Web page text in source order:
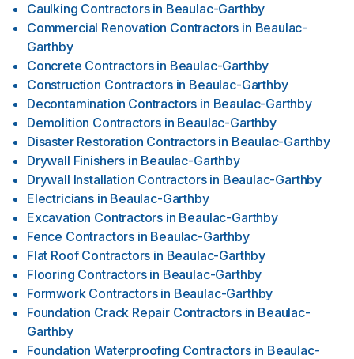
Caulking Contractors in Beaulac-Garthby
Commercial Renovation Contractors in Beaulac-
Garthby
Concrete Contractors in Beaulac-Garthby
Construction Contractors in Beaulac-Garthby
Decontamination Contractors in Beaulac-Garthby
Demolition Contractors in Beaulac-Garthby
Disaster Restoration Contractors in Beaulac-Garthby
Drywall Finishers in Beaulac-Garthby
Drywall Installation Contractors in Beaulac-Garthby
Electricians in Beaulac-Garthby
Excavation Contractors in Beaulac-Garthby
Fence Contractors in Beaulac-Garthby
Flat Roof Contractors in Beaulac-Garthby
Flooring Contractors in Beaulac-Garthby
Formwork Contractors in Beaulac-Garthby
Foundation Crack Repair Contractors in Beaulac-
Garthby
Foundation Waterproofing Contractors in Beaulac-